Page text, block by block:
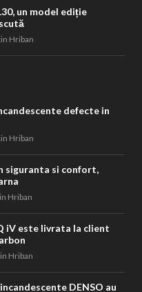
un model ediție
Hriban
defecte in
Hriban
siguranta si confort,
Hriban
iV este livrata la client
Hriban
DENSO au